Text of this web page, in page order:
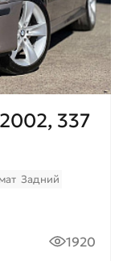
337
Задний
1920